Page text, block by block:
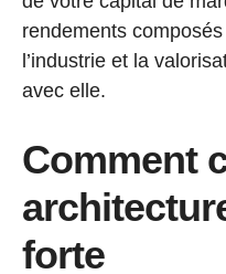
rendements
l’industrie et la
avec elle.
Comment
forte
Article ajouté au panier